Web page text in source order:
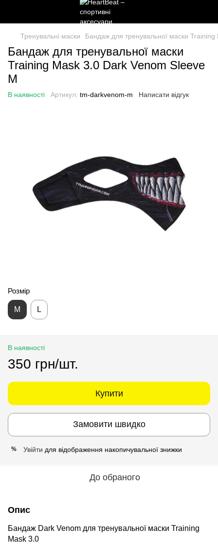
Тренувальні маски Бандаж для тренувальної маски
Бандаж для тренувальної маски
Training Mask 3.0 Dark Venom Sleeve
M
В наявності Артикул: tm-darkvenom-m Написати відгук
Розмір
M L
В наявності
350 грн/шт.
Купити
Замовити швидко
% Увійти для відображення накопичувальної знижки
До обраного
Опис
Бандаж Dark Venom для тренувальної маски Training
Mask 3.0